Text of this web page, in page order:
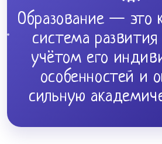
Образование — это
система
учётом его
особенностей и
сильную